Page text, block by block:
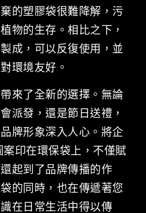
的塑膠袋很難降解，污
物的生存。相比之下，
成，可以反復使用，並
環境友好。
來了全新的選擇。無論
派發，還是節日送禮，
牌形象深入人心。將企
印在環保袋上，不僅賦
起到了品牌傳播的作
的同時，也在傳遞著您
在日常生活中得以傳